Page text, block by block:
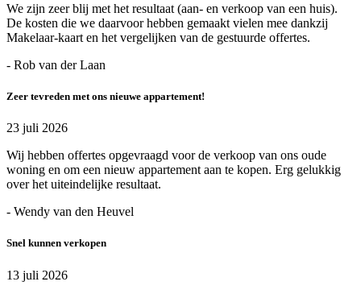
We zijn zeer blij met het resultaat (aan- en verkoop van een huis).
De kosten die we daarvoor hebben gemaakt vielen mee dankzij
Makelaar-kaart en het vergelijken van de gestuurde offertes.
- Rob van der Laan
Zeer tevreden met ons nieuwe appartement!
23 juli 2026
Wij hebben offertes opgevraagd voor de verkoop van ons oude
woning en om een nieuw appartement aan te kopen. Erg gelukkig
over het uiteindelijke resultaat.
- Wendy van den Heuvel
Snel kunnen verkopen
13 juli 2026